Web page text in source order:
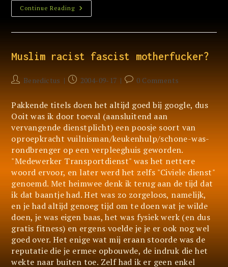
Continue ReadingWat
Is
Dance
Muslim racist fascist motherfucker?
PostBenedictus
Post2004-09-17
Post0 Comments
Pakkende titels doen het altijd goed bij google, dus
Ooit was ik door toeval (aansluitend aan
vervangende dienstplicht) een poosje soort van
oproepkracht vuilnisman/keukenhulp/schone-was-
rondbrenger op een verpleeghuis geworden.
"Medewerker Transportdienst" was het nettere
woord ervoor, en later werd het zelfs "Civiele dienst"
genoemd. Met heimwee denk ik terug aan de tijd dat
ik dat baantje had. Het was zo zorgeloos, namelijk,
en je had altijd genoeg tijd om te doen wat je wilde
doen, je was eigen baas, het was fysiek werk (en dus
gratis fitness) en ergens voelde je je er ook nog wel
goed over. Het enige wat mij eraan stoorde was de
reputatie die je ermee opbouwde, de indruk die het
wekte naar buiten toe. Zelf had ik er geen enkel